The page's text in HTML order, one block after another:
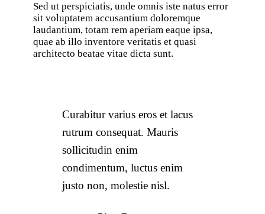
Sed ut perspiciatis, unde omnis iste natus error
sit voluptatem accusantium doloremque
laudantium, totam rem aperiam eaque ipsa,
quae ab illo inventore veritatis et quasi
architecto beatae vitae dicta sunt.
Curabitur varius eros et lacus
rutrum consequat. Mauris
sollicitudin enim
condimentum, luctus enim
justo non, molestie nisl.